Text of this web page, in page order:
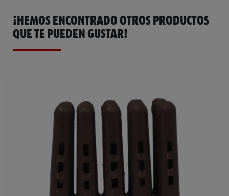
¡HEMOS ENCONTRADO OTROS PRODUCTOS
QUE TE PUEDEN GUSTAR!